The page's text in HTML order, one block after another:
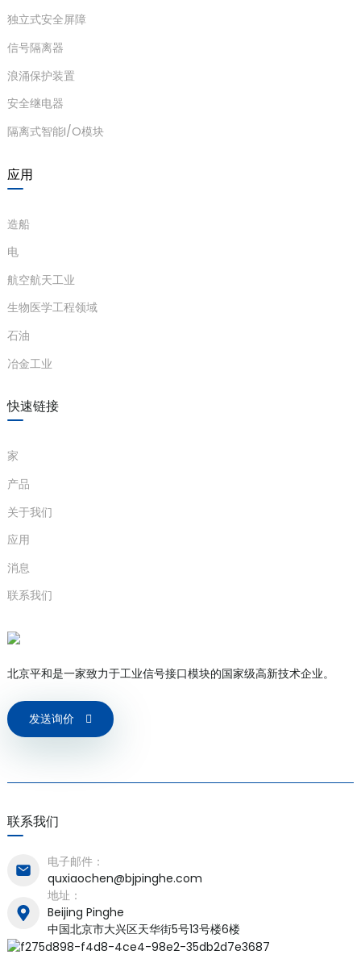
独立式安全屏障
信号隔离器
浪涌保护装置
安全继电器
隔离式智能I/O模块
应用
造船
电
航空航天工业
生物医学工程领域
石油
冶金工业
快速链接
家
产品
关于我们
应用
消息
联系我们
北京平和是一家致力于工业信号接口模块的国家级高新技术企业。
发送询价
联系我们
电子邮件：
quxiaochen@bjpinghe.com
地址：
Beijing Pinghe
中国北京市大兴区天华街5号13号楼6楼